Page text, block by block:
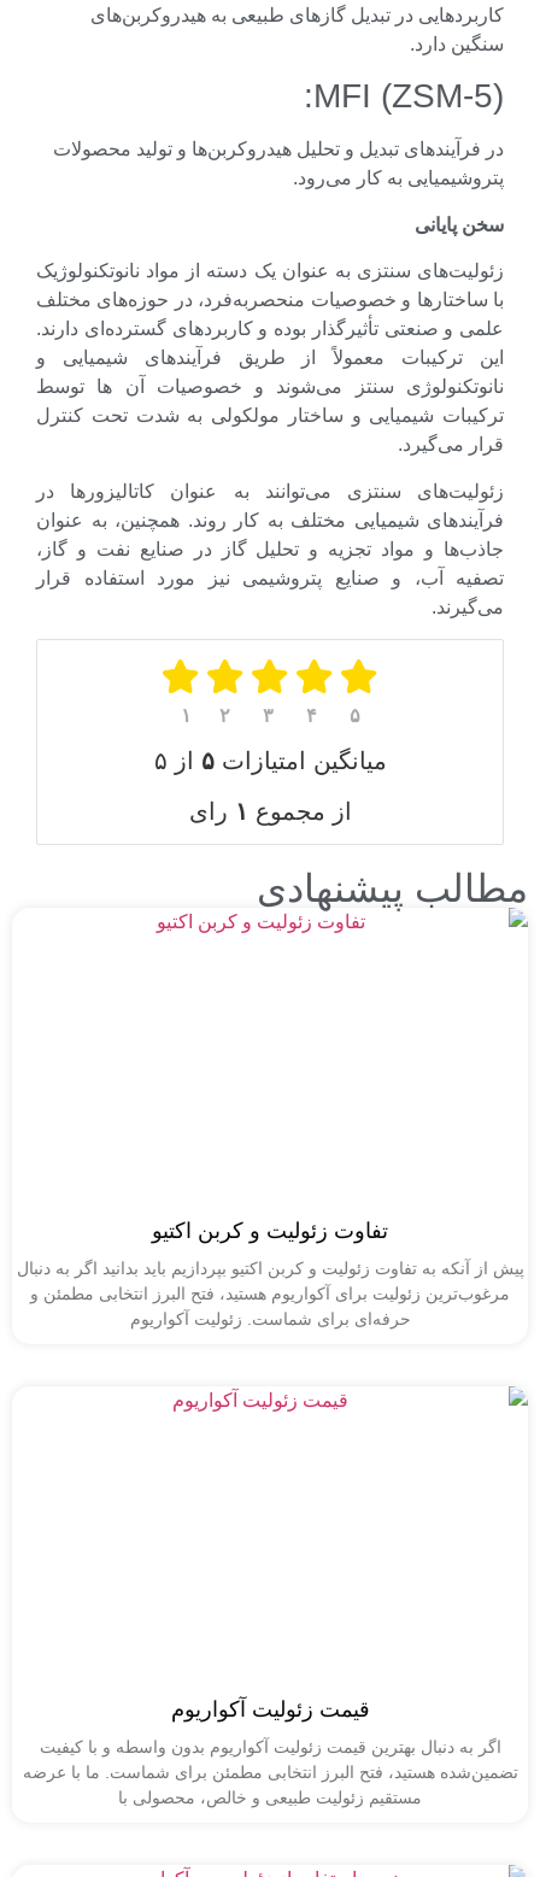
در تبدیل گازهای طبیعی به هیدروکربن‌های
دارد.
MFI (ZSM-
تبدیل و تحلیل هیدروکربن‌ها و تولید محصولات
به کار می‌رود.
پایانی
سنتزی به عنوان یک دسته از مواد نانوتکنولوژیک
و خصوصیات منحصربه‌فرد، در حوزه‌های مختلف
و صنعتی تأثیرگذار بوده و کاربردهای گسترده‌ای دارند.
ترکیبات معمولاً از طریق فرآیندهای شیمیایی و
سنتز می‌شوند و خصوصیات آن ها توسط
شیمیایی و ساختار مولکولی به شدت تحت کنترل
می‌گیرد.
سنتزی می‌توانند به عنوان کاتالیزورها در
شیمیایی مختلف به کار روند. همچنین، به عنوان
و مواد تجزیه و تحلیل گاز در صنایع نفت و گاز،
آب، و صنایع پتروشیمی نیز مورد استفاده قرار
میانگین امتیازات۵
از ۵
از مجموع۱ رای
پیشنهادی
تفاوت زئولیت و کربن اکتیو
به تفاوت زئولیت و کربن اکتیو بپردازیم باید بدانید اگر به دنبال
زئولیت برای آکواریوم هستید، فتح البرز انتخابی مطمئن و
حرفه‌ای برای شماست. زئولیت آکواریوم
قیمت زئولیت آکواریوم
به دنبال بهترین قیمت زئولیت آکواریوم بدون واسطه و با کیفیت
هستید، فتح البرز انتخابی مطمئن برای شماست. ما با عرضه
مستقیم زئولیت طبیعی و خالص، محصولی با